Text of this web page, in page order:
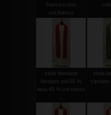
francescano
col.bianco
stola tiberiade
bicolore pol.55 %
lana 45 % col.rosso
stola